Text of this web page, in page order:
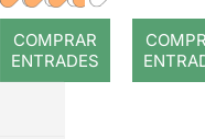
(després
de la
COMPRAR
ENTRADES